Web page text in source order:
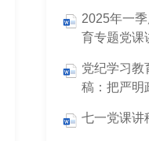
2025年一
育专题党课
党纪学习教
稿：把严明
行，做一名
七一党课讲